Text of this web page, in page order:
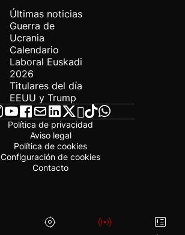
Últimas noticias
Guerra de
Ucrania
Calendario
Laboral Euskadi
2026
Titulares del día
EEUU y Trump
Política de privacidad
Aviso legal
Política de cookies
Configuración de cookies
Contacto